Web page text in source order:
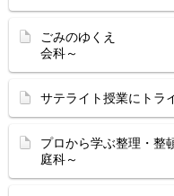
ごみのゆ
会科～
サテライト授業にトラ
プロから学ぶ整
庭科～